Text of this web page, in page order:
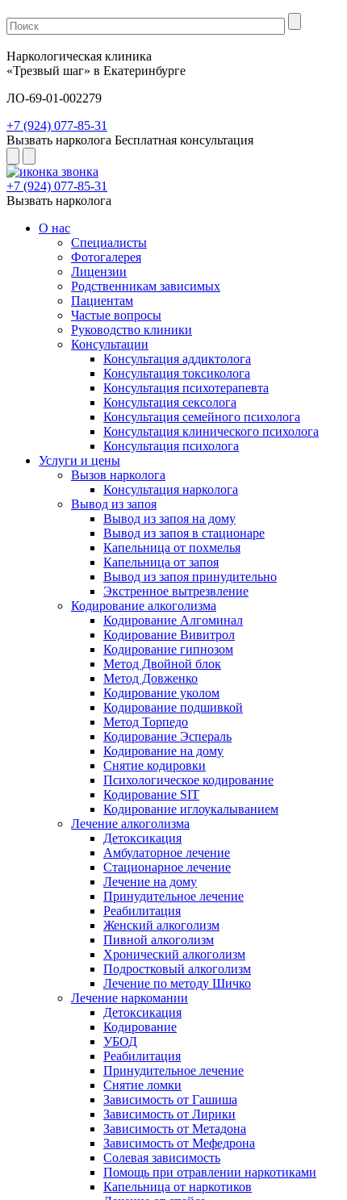
Наркологическая клиника
«Трезвый шаг» в Екатеринбурге
ЛО-69-01-002279
+7 (924) 077-85-31
Вызвать нарколога Бесплатная консультация
+7 (924) 077-85-31
Вызвать нарколога
О нас
Специалисты
Фотогалерея
Лицензии
Родственникам зависимых
Пациентам
Частые вопросы
Руководство клиники
Консультации
Консультация аддиктолога
Консультация токсиколога
Консультация психотерапевта
Консультация сексолога
Консультация семейного психолога
Консультация клинического психолога
Консультация психолога
Услуги и цены
Вызов нарколога
Консультация нарколога
Вывод из запоя
Вывод из запоя на дому
Вывод из запоя в стационаре
Капельница от похмелья
Капельница от запоя
Вывод из запоя принудительно
Экстренное вытрезвление
Кодирование алкоголизма
Кодирование Алгоминал
Кодирование Вивитрол
Кодирование гипнозом
Метод Двойной блок
Метод Довженко
Кодирование уколом
Кодирование подшивкой
Метод Торпедо
Кодирование Эспераль
Кодирование на дому
Снятие кодировки
Психологическое кодирование
Кодирование SIT
Кодирование иглоукалыванием
Лечение алкоголизма
Детоксикация
Амбулаторное лечение
Стационарное лечение
Лечение на дому
Принудительное лечение
Реабилитация
Женский алкоголизм
Пивной алкоголизм
Хронический алкоголизм
Подростковый алкоголизм
Лечение по методу Шичко
Лечение наркомании
Детоксикация
Кодирование
УБОД
Реабилитация
Принудительное лечение
Снятие ломки
Зависимость от Гашиша
Зависимость от Лирики
Зависимость от Метадона
Зависимость от Мефедрона
Солевая зависимость
Помощь при отравлении наркотиками
Капельница от наркотиков